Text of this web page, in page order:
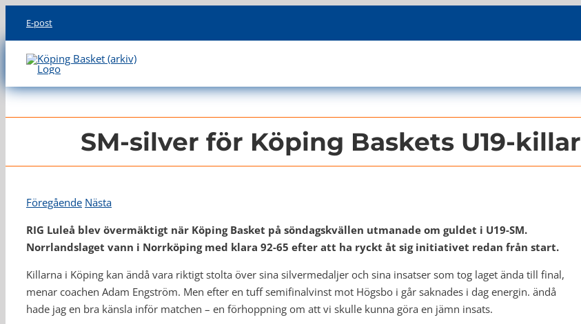
content
E-post
SM-silver för Köping Baskets U19-killar
Föregående Nästa
RIG Luleå blev övermäktigt när Köping Basket på söndagskvällen utmanade om guldet i U19-SM.
Norrlandslaget vann i Norrköping med klara 92-65 efter att ha ryckt åt sig initiativet redan från start.
Killarna i Köping kan ändå vara riktigt stolta över sina silvermedaljer och sina insatser som tog laget ända till final,
menar coachen Adam Engström. Men efter en tuff semifinalvinst mot Högsbo i går saknades i dag energin. ändå
hade jag en bra känsla inför matchen – en förhoppning om att vi skulle kunna göra en jämn insats.